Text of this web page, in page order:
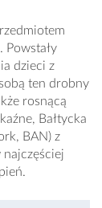
Powstały
dzieci z
ten drobny
rosnącą
Bałtycka
BAN) z
najczęściej